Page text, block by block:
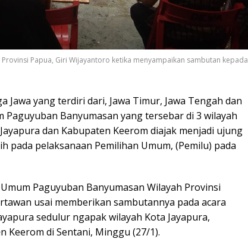
Papua, Giri Wijayantoro ketika menyampaikan sambutan kepada
Jawa yang terdiri dari, Jawa Timur, Jawa Tengah dan
Paguyuban Banyumasan yang tersebar di 3 wilayah
dan Kabupaten Keerom diajak menjadi ujung
pada pelaksanaan Pemilihan Umum, (Pemilu) pada
Paguyuban Banyumasan Wilayah Provinsi
usai memberikan sambutannya pada acara
sedulur ngapak wilayah Kota Jayapura,
Keerom di Sentani, Minggu (27/1).